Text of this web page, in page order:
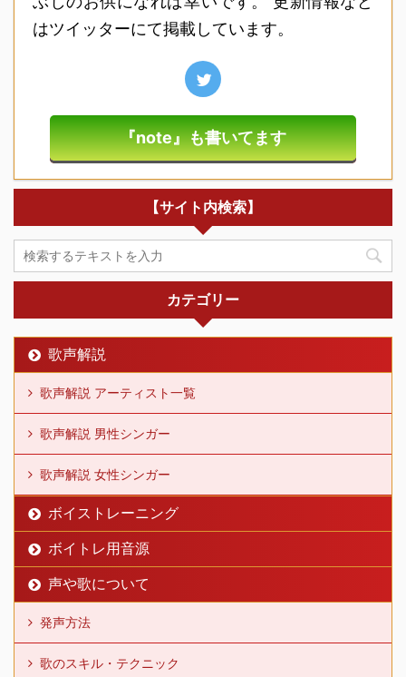
はツイッターにて掲載しています。
『note』も書いてます
【サイト内検索】
カテゴリー
歌声解説
歌声解説 アーティスト一覧
歌声解説 男性シンガー
歌声解説 女性シンガー
ボイストレーニング
ボイトレ用音源
声や歌について
発声方法
歌のスキル・テクニック